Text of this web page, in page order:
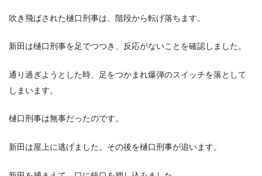
吹き飛ばされた樋口刑事は、階段から転げ落ちます。
新田は樋口刑事を足でつつき、反応がないことを確認しました。
通り過ぎようとした時、足をつかまれ爆弾のスイッチを落として
しまいます。
樋口刑事は無事だったのです。
新田は屋上に逃げました。その後を樋口刑事が追います。